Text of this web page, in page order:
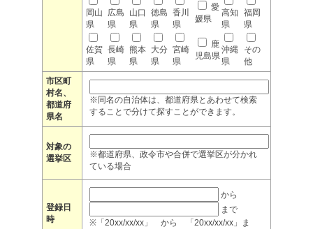
岡山
県
広島
県
山口
県
徳島
県
香川
県
愛
媛県
高知
県
福岡
県
佐賀
県
長崎
県
熊本
県
大分
県
宮崎
県
鹿
児島県
沖縄
県
その
他
市区町
村名、
都道府
県名
※同名の自治体は、都道府県とあわせて検索
することで分けて探すことができます。
対象の
選挙区
※都道府県、政令市や合併で選挙区が分かれ
ている場合
登録日
時
から
まで
※「20xx/xx/xx」 から 「20xx/xx/xx」ま